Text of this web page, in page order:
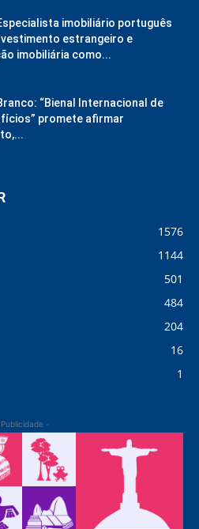
imobiliário português
estrangeiro e
imobiliária como...
“Bienal Internacional de
promete afirmar
1576
1144
501
484
204
16
1
-